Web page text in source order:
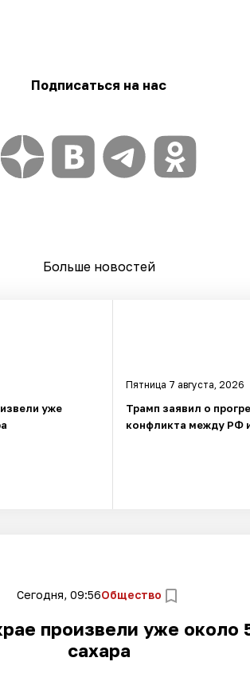
Подписаться на нас
Больше новостей
уже
Пятница 7 августа, 2026
Трамп заявил о
конфликта между РФ
Сегодня, 09:56Общество
произвели уже около
сахара